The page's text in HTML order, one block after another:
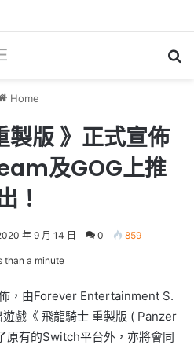
玩報告 源義經將是事件的起源！？
Home
製版 》正式宣佈
及GOG上推
！
年 9 月 14 日 0 859
than a minute
，由Forever Entertainment S.
戲《 飛龍騎士 重製版 ( Panzer
原有的Switch平台外，亦將會同